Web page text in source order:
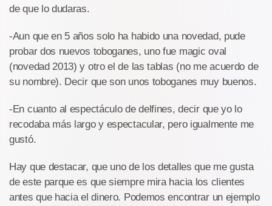
de que lo dudaras.
-Aun que en 5 años solo ha habido una novedad, pude
probar dos nuevos toboganes, uno fue magic oval
(novedad 2013) y otro el de las tablas (no me acuerdo de
su nombre). Decir que son unos toboganes muy buenos.
-En cuanto al espectáculo de delfines, decir que yo lo
recodaba más largo y espectacular, pero igualmente me
gustó.
Hay que destacar, que uno de los detalles que me gusta
de este parque es que siempre mira hacia los clientes
antes que hacia el dinero. Podemos encontrar un ejemplo